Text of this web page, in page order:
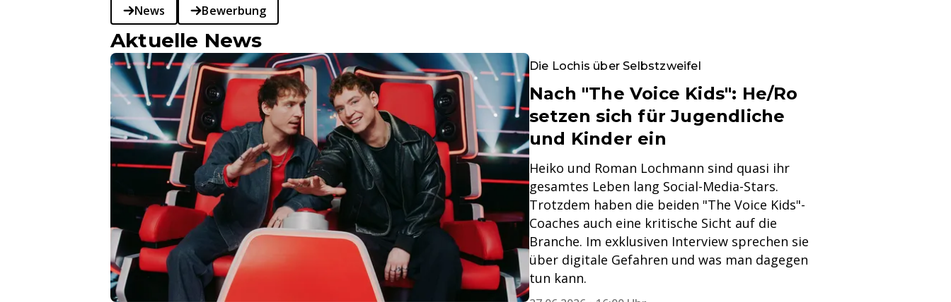
News Bewerbung
Aktuelle News
Die Lochis über Selbstzweifel
Nach "The Voice Kids": He/Ro
setzen sich für Jugendliche
und Kinder ein
Heiko und Roman Lochmann sind quasi ihr
gesamtes Leben lang Social-Media-Stars.
Trotzdem haben die beiden "The Voice Kids"-
Coaches auch eine kritische Sicht auf die
Branche. Im exklusiven Interview sprechen sie
über digitale Gefahren und was man dagegen
tun kann.